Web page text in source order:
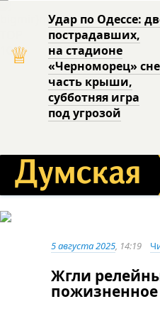
♕
Удар по Одессе:
пострадавших,
на стадионе
«Черноморец»
часть крыши,
субботняя игра
под угрозой
5 августа 2025, 14:19
Жгли
пожизненное